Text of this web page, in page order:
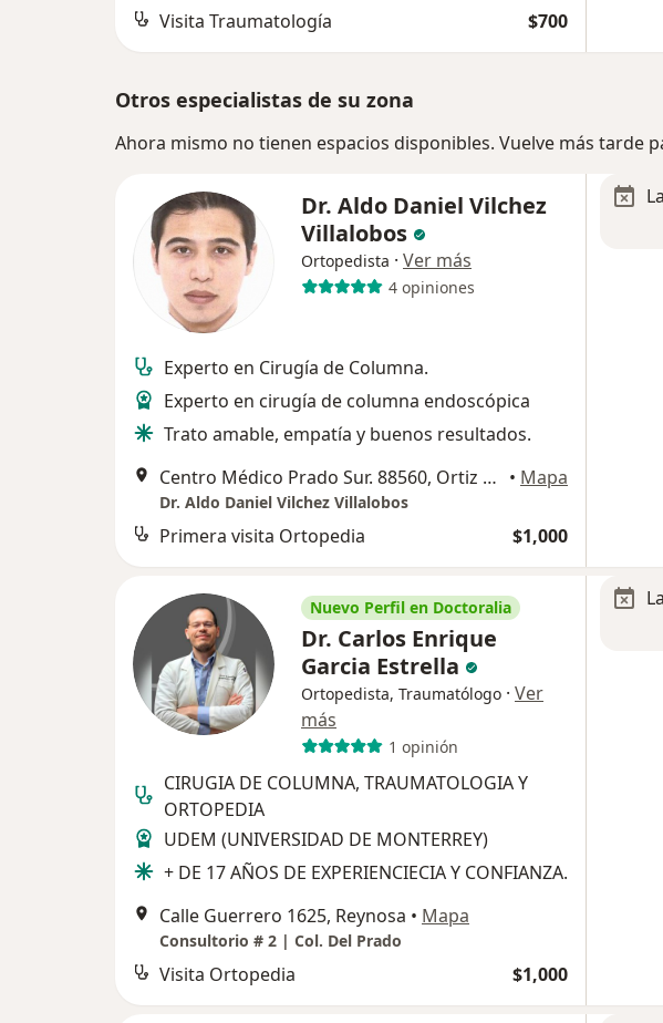
Visita Traumatología $700
Otros especialistas de su zona
Ahora mismo no tienen espacios disponibles. Vuelve más tarde
Dr. Aldo Daniel Vilchez
Villalobos
Ortopedista · Ver más
4 opiniones
Experto en Cirugía de Columna.
Experto en cirugía de columna endoscópica
Trato amable, empatía y buenos resultados.
Centro Médico Prado Sur. 88560, Ortiz Rubio #531, Col del Prado, 88560 Reynosa, Tamps., Mexico, Reynosa • Mapa
Dr. Aldo Daniel Vilchez Villalobos
Primera visita Ortopedia $1,000
Nuevo Perfil en Doctoralia
Dr. Carlos Enrique
Garcia Estrella
Ortopedista, Traumatólogo · Ver
más
1 opinión
CIRUGIA DE COLUMNA, TRAUMATOLOGIA Y
ORTOPEDIA
UDEM (UNIVERSIDAD DE MONTERREY)
+ DE 17 AÑOS DE EXPERIENCIECIA Y CONFIANZA.
Calle Guerrero 1625, Reynosa • Mapa
Consultorio # 2 | Col. Del Prado
Visita Ortopedia $1,000